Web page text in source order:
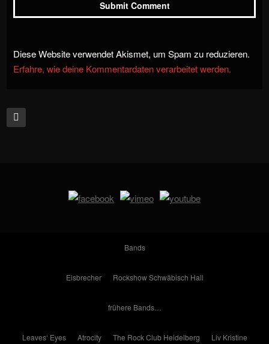
Diese Website verwendet Akismet, um Spam zu reduzieren.
Erfahre, wie deine Kommentardaten verarbeitet werden.
Bands
Eisbrecher Rockshow Schwäbisch Hall
frühere Bands…
Leaves‘ Eyes Atrocity The Rock Club Heidelberg Liv Kristine